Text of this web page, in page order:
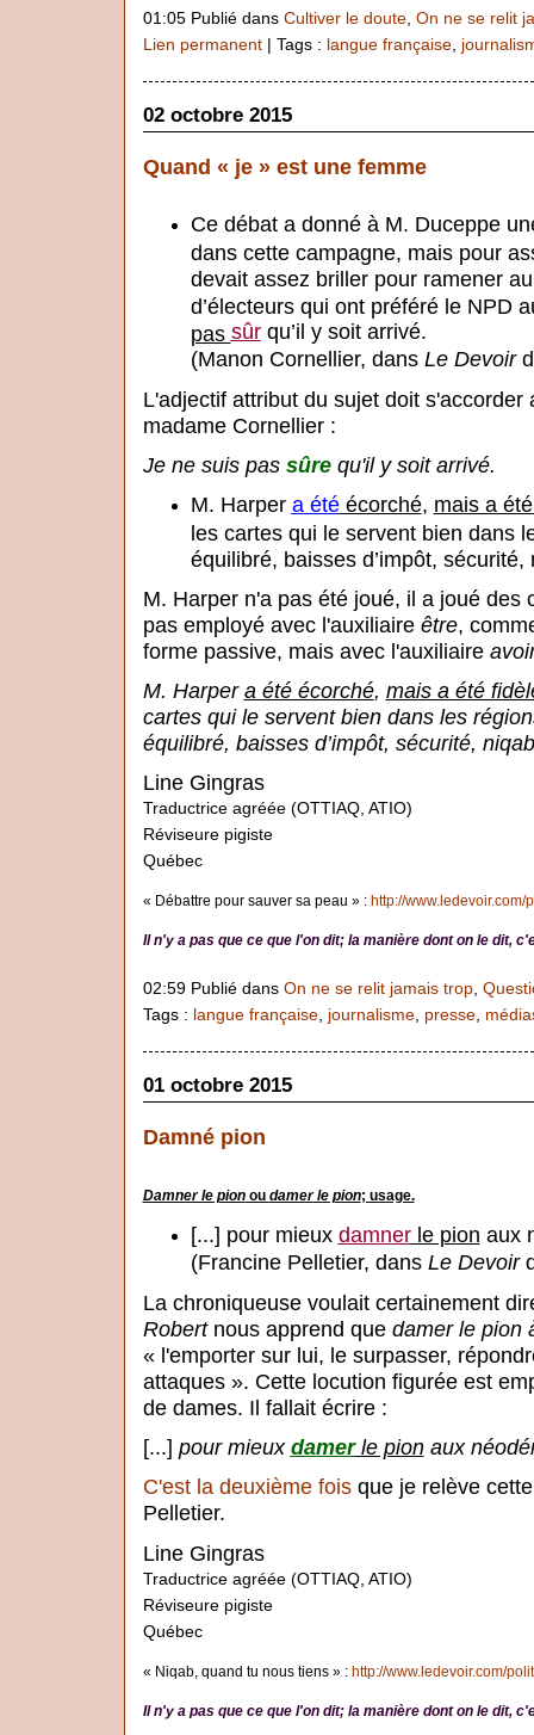
01:05 Publié dans Cultiver le doute, On ne se relit
Lien permanent| Tags : langue française,
02 octobre 2015
Quand « je » est une femme
Ce débat a donné à M. Duceppe
dans cette campagne, mais pour
devait assez briller pour ramener
d’électeurs qui ont préféré le NPD
pas sûrqu’il y soit arrivé.
(Manon Cornellier, dans Le Devoir
L'adjectif attribut du sujet doit
madame Cornellier :
Je ne suis pas sûrequ'il y soit arrivé.
M. Harper a étéécorché, mais a
les cartes qui le servent bien dans
équilibré, baisses d’impôt, sécurité,
M. Harper n'a pas été joué, il a joué des
pas employé avec l'auxiliaire être,
forme passive, mais avec l'auxiliaire
M. Harper a été écorché, mais a été
cartes qui le servent bien dans les
équilibré, baisses d’impôt, sécurité,
Line Gingras
Traductrice agréée (OTTIAQ, ATIO)
Réviseure pigiste
Québec
« Débattre pour sauver sa peau » : http://
Il n'y a pas que ce que l'on dit; la manière dont on le dit,
02:59 Publié dans On ne se relit jamais trop,
Tags : langue française, journalisme, presse,
01 octobre 2015
Damné pion
Damner le pionou damer le pion; usage.
[...] pour mieux damnerle pion aux
(Francine Pelletier, dans Le Devoir
La chroniqueuse voulait certainement
Robertnous apprend que damer le pion
« l'emporter sur lui, le surpasser,
attaques ». Cette locution figurée est
de dames. Il fallait écrire :
[...] pour mieux damerle pionaux
C'est la deuxième foisque je relève
Pelletier.
Line Gingras
Traductrice agréée (OTTIAQ, ATIO)
Réviseure pigiste
Québec
« Niqab, quand tu nous tiens » : http://www.ledevoir.com/
Il n'y a pas que ce que l'on dit; la manière dont on le dit,